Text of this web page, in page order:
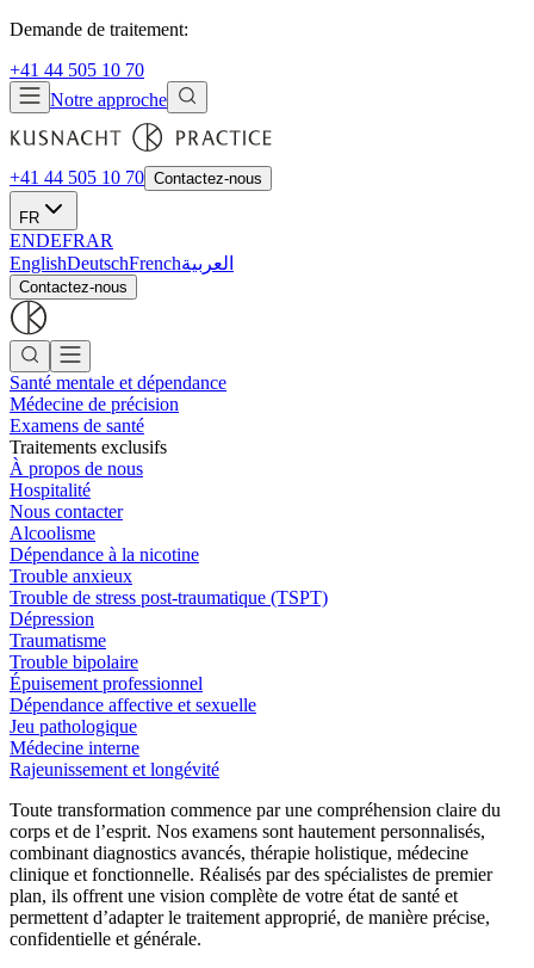
Demande de traitement:
+41 44 505 10 70
Notre approche
+41 44 505 10 70 Contactez-nous
FR
ENDEFRAR
EnglishDeutschFrenchالعربية
Contactez-nous
Santé mentale et dépendance
Médecine de précision
Examens de santé
Traitements exclusifs
À propos de nous
Hospitalité
Nous contacter
Alcoolisme
Dépendance à la nicotine
Trouble anxieux
Trouble de stress post-traumatique (TSPT)
Dépression
Traumatisme
Trouble bipolaire
Épuisement professionnel
Dépendance affective et sexuelle
Jeu pathologique
Médecine interne
Rajeunissement et longévité
Toute transformation commence par une compréhension claire du
corps et de l’esprit. Nos examens sont hautement personnalisés,
combinant diagnostics avancés, thérapie holistique, médecine
clinique et fonctionnelle. Réalisés par des spécialistes de premier
plan, ils offrent une vision complète de votre état de santé et
permettent d’adapter le traitement approprié, de manière précise,
confidentielle et générale.